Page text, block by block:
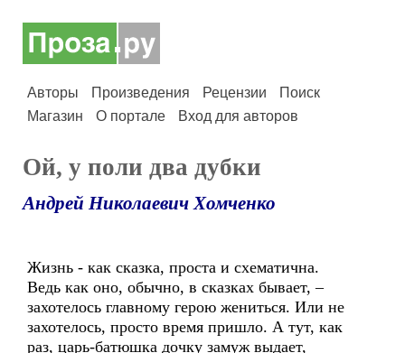
Авторы Произведения Рецензии
Поиск
Магазин
О портале Вход для авторов
Ой, у поли два дубки
Андрей Николаевич Хомченко
Жизнь - как сказка, проста и схематична.
Ведь как оно, обычно, в сказках бывает, –
захотелось главному герою жениться. Или не
захотелось, просто время пришло. А тут, как
раз, царь-батюшка дочку замуж выдает,